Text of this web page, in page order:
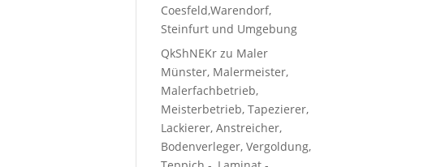
Coesfeld,Warendorf,
Steinfurt und Umgebung
QkShNEKr zu Maler
Münster, Malermeister,
Malerfachbetrieb,
Meisterbetrieb, Tapezierer,
Lackierer, Anstreicher,
Bodenverleger, Vergoldung,